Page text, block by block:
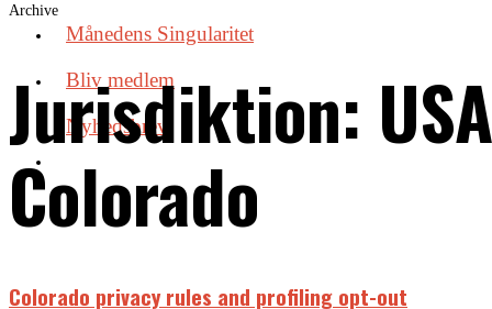
Månedens Singularitet
Bliv medlem
Nyhedsbrev
Archive
Jurisdiktion:
Colorado
Colorado privacy rules and profiling opt-out